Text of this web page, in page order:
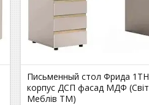
Письменный стол Фрида 1ТН
корпус ДСП фасад МДФ (Світ
Меблів TM)